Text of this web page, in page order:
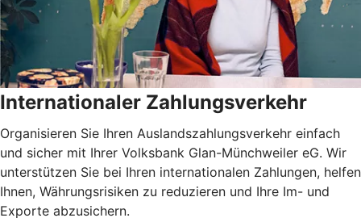
Internationaler Zahlungsverkehr
Organisieren Sie Ihren Auslandszahlungsverkehr einfach
und sicher mit Ihrer Volksbank Glan-Münchweiler eG. Wir
unterstützen Sie bei Ihren internationalen Zahlungen, helfen
Ihnen, Währungsrisiken zu reduzieren und Ihre Im- und
Exporte abzusichern.